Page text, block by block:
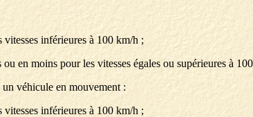
inférieures à 100 km/h ;
en moins pour les vitesses égales ou supérieures à
un véhicule en mouvement :
inférieures à 100 km/h ;